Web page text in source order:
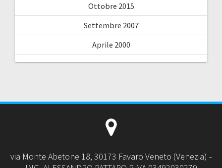
Ottobre 2015
Settembre 2007
Aprile 2000
via Monte Abetone 18, 30173 Favaro Veneto (Venezia) -